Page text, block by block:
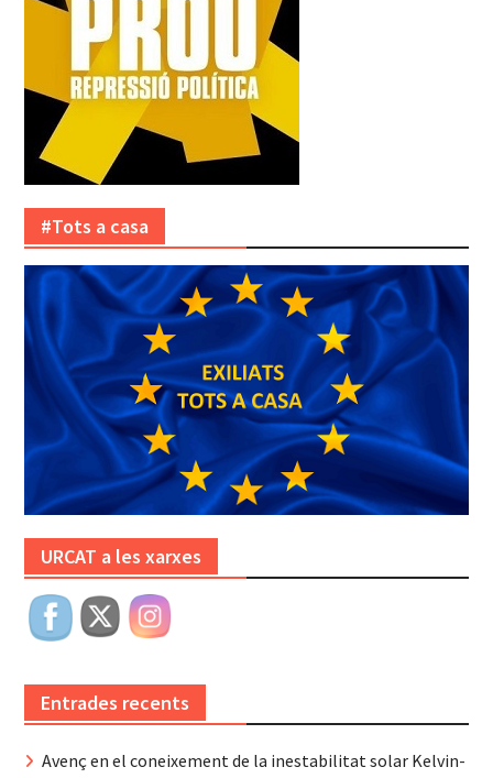
#Tots a casa
URCAT a les xarxes
Entrades recents
Avenç en el coneixement de la inestabilitat solar Kelvin-